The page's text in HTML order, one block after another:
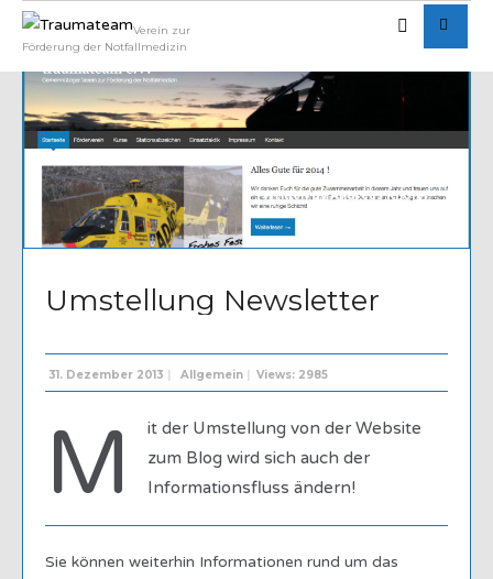
Verein zur
Förderung der Notfallmedizin
Written byAndreas Knöfel
Umstellung Newsletter
31. Dezember 2013 Allgemein Views: 2985
M
it der Umstellung von der Website
zum Blog wird sich auch der
Informationsfluss ändern!
Sie können weiterhin Informationen rund um das